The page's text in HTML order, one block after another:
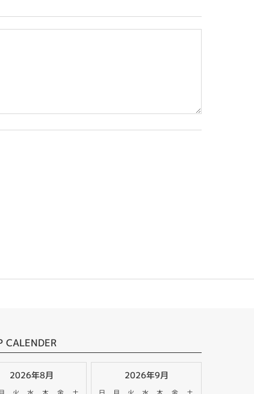
CALENDER
2026年8月 2026年9月